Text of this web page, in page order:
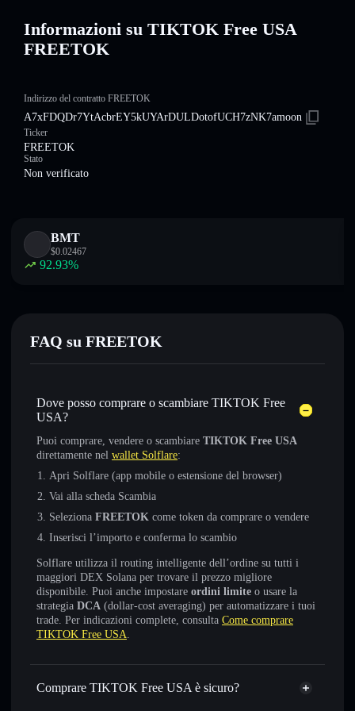
Informazioni su TIKTOK Free USA
FREETOK
Indirizzo del contratto FREETOK
A7xFDQDr7YtAcbrEY5kUYArDULDotofUCH7zNK7amoon
Ticker
FREETOK
Stato
Non verificato
BMT
$0.02467
92.93%
FAQ su FREETOK
Dove posso comprare o scambiare TIKTOK Free
USA?
Puoi comprare, vendere o scambiare TIKTOK Free USA
direttamente nel wallet Solflare:
Apri Solflare (app mobile o estensione del browser)
Vai alla scheda Scambia
Seleziona FREETOK come token da comprare o vendere
Inserisci l’importo e conferma lo scambio
Solflare utilizza il routing intelligente dell’ordine su tutti i
maggiori DEX Solana per trovare il prezzo migliore
disponibile. Puoi anche impostare ordini limite o usare la
strategia DCA (dollar-cost averaging) per automatizzare i tuoi
trade. Per indicazioni complete, consulta Come comprare
TIKTOK Free USA.
Comprare TIKTOK Free USA è sicuro?